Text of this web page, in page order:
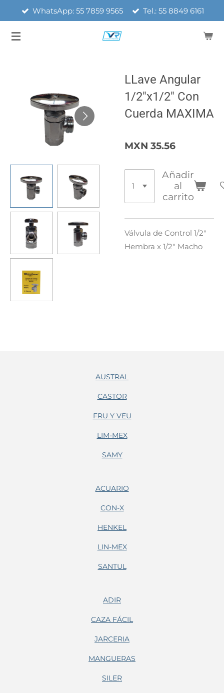
contenido
WhatsApp: 55 7859 9565 Tel.: 55 8849 6161
LLave Angular
1/2"x1/2" Con
Cuerda MAXIMA
MXN 35.56
Añadir
al
carrito
Válvula de Control 1/2"
Hembra x 1/2" Macho
AUSTRAL
CASTOR
FRU Y VEU
LIM-MEX
SAMY
ACUARIO
CON-X
HENKEL
LIN-MEX
SANTUL
ADIR
CAZA FÁCIL
JARCERIA
MANGUERAS
SILER